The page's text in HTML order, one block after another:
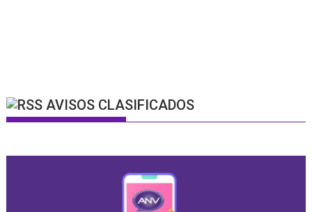
AVISOS CLASIFICADOS